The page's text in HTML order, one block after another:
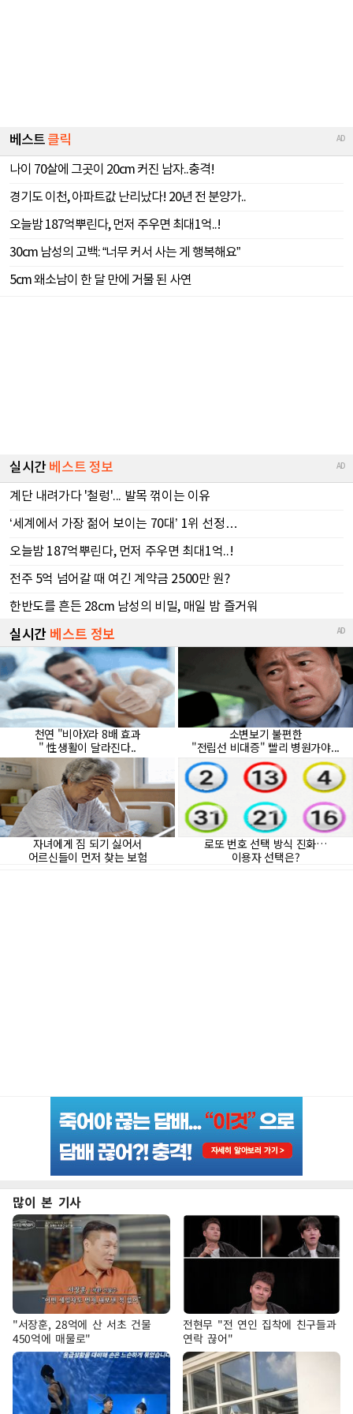
많이 본 기사
"서장훈, 28억에 산 서초 건물
450억에 매물로"
전현무 "전 연인 집착에 친구들과
연락 끊어"